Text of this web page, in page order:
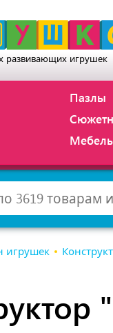
развивающих игрушек
Пазлы
Мебель
игрушек